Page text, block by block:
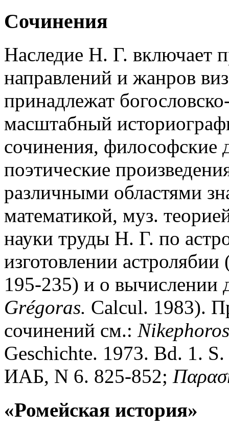
Сочинения
Наследие Н. Г. включает
направлений и жанров
принадлежат
масштабный
сочинения, философские
поэтические
различными областями
математикой, муз.
науки труды Н. Г. по
изготовлении
195-235) и о вычислении
Grégoras. Calcul. 1983).
сочинений см.:
Geschichte. 1973. Bd. 1.
ИАБ, N 6. 825-852;
«Ромейская история»